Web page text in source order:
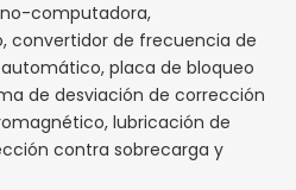
computadora,
convertidor de frecuencia de
placa de bloqueo
de desviación de corrección
lubricación de
contra sobrecarga y